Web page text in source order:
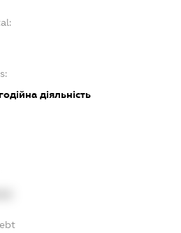
діяльність